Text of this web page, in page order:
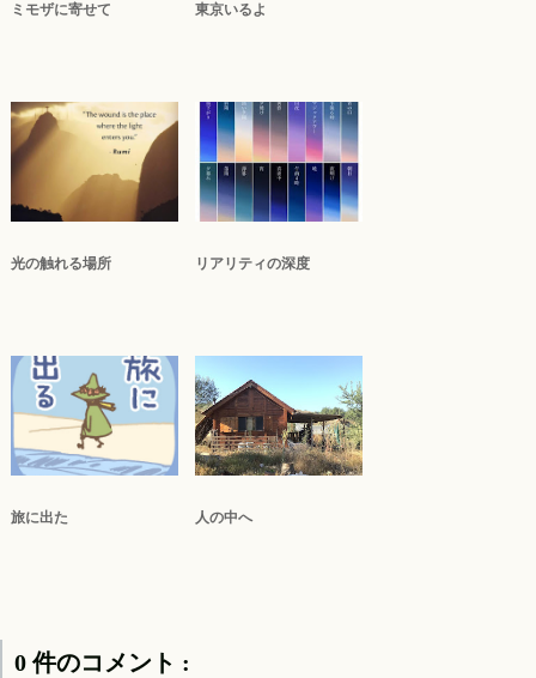
ミモザに寄せて 東京いるよ
光の触れる場所 リアリティの深度
旅に出た 人の中へ
0 件のコメント :